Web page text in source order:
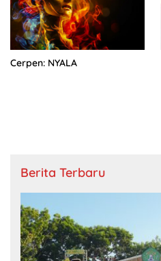
Cerpen: NYALA
Berita Terbaru